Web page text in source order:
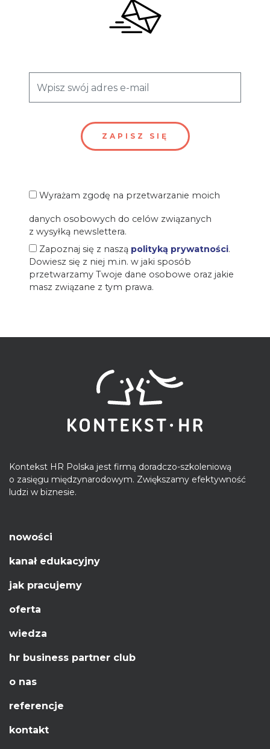
Wyrażam zgodę na przetwarzanie moich
danych osobowych do celów związanych
z wysyłką newslettera.
Zapoznaj się z naszą polityką prywatności.
Dowiesz się z niej m.in. w jaki sposób
przetwarzamy Twoje dane osobowe oraz jakie
masz związane z tym prawa.
Kontekst HR Polska jest firmą doradczo-szkoleniową
o zasięgu międzynarodowym. Zwiększamy efektywność
ludzi w biznesie.
nowości
kanał edukacyjny
jak pracujemy
oferta
wiedza
hr business partner club
o nas
referencje
kontakt